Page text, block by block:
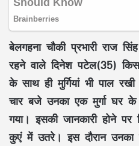
बेलगहना चौकी प्रभारी राज
रहने वाले दिनेश पटेल(35)
के साथ ही मुर्गियां भी पाल
चार बजे उनका एक मुर्गा घर
गया। इसकी जानकारी होने
कुएं में उतरे। इस दौरान उनका